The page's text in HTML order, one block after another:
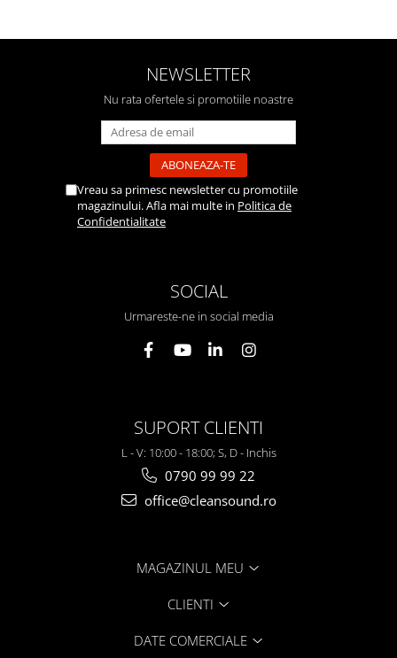
NEWSLETTER
Nu rata ofertele si promotiile noastre
Vreau sa primesc newsletter cu promotiile
magazinului. Afla mai multe in Politica de
Confidentialitate
SOCIAL
Urmareste-ne in social media
SUPORT CLIENTI
L - V: 10:00 - 18:00; S, D - Inchis
0790 99 99 22
office@cleansound.ro
MAGAZINUL MEU
CLIENTI
DATE COMERCIALE